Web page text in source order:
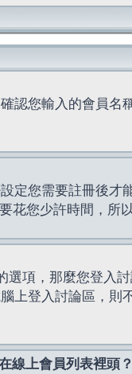
認您輸入的會員
定您需要註冊後
花您少許時間，所
選項，那麼您登入
上登入討論區，
線上會員列表裡頭？